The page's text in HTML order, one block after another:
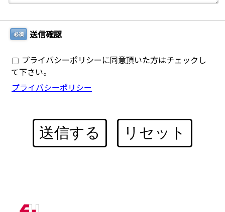
必須 送信確認
プライバシーポリシーに同意頂いた方はチェックし
て下さい。
プライバシーポリシー
送信する リセット